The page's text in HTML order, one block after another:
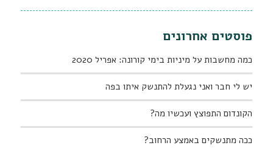
פוסטים אחרונים
כמה מחשבות על מיניות בימי קורונה: אפריל 2020
יש לי חבר ואני נגעלת להתנשק איתו בפה
הקונדום התפוצץ ועכשיו מה?
ככה מתנשקים באמצע הרחוב?